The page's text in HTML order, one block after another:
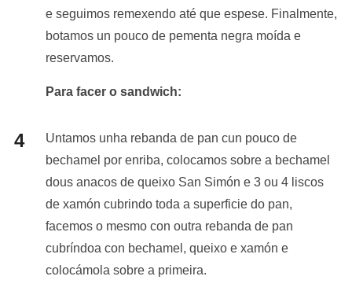
e seguimos remexendo até que espese. Finalmente,
botamos un pouco de pementa negra moída e
reservamos.
Para facer o sandwich:
Untamos unha rebanda de pan cun pouco de
bechamel por enriba, colocamos sobre a bechamel
dous anacos de queixo San Simón e 3 ou 4 liscos
de xamón cubrindo toda a superficie do pan,
facemos o mesmo con outra rebanda de pan
cubríndoa con bechamel, queixo e xamón e
colocámola sobre a primeira.